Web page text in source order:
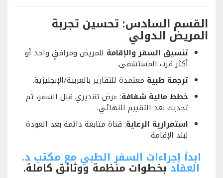
القسم السادس: تحسين تجربة
المريض الدولي
تنسيق السفر والإقامة للمريض ومرافقٍ واحد أو
أكثر قرب المستشفى.
ترجمة طبية معتمدة للتقارير بالعربية/الإنجليزية.
خطط مالية شفافة: عرض تقديري قبل السفر، ثم
تحديث بعد التقييم النهائي.
استمرارية الرعاية: قناة متابعة دائمة بعد العودة
لبلد الإقامة.
ابدأ إجراءات السفر الطبي مع مكتب د.
العقادبخطوات منظمة ووثائق كاملة.